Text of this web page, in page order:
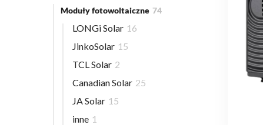
Moduły fotowoltaiczne 74
LONGi Solar 16
JinkoSolar 15
TCL Solar 2
Canadian Solar 25
JA Solar 15
inne 1